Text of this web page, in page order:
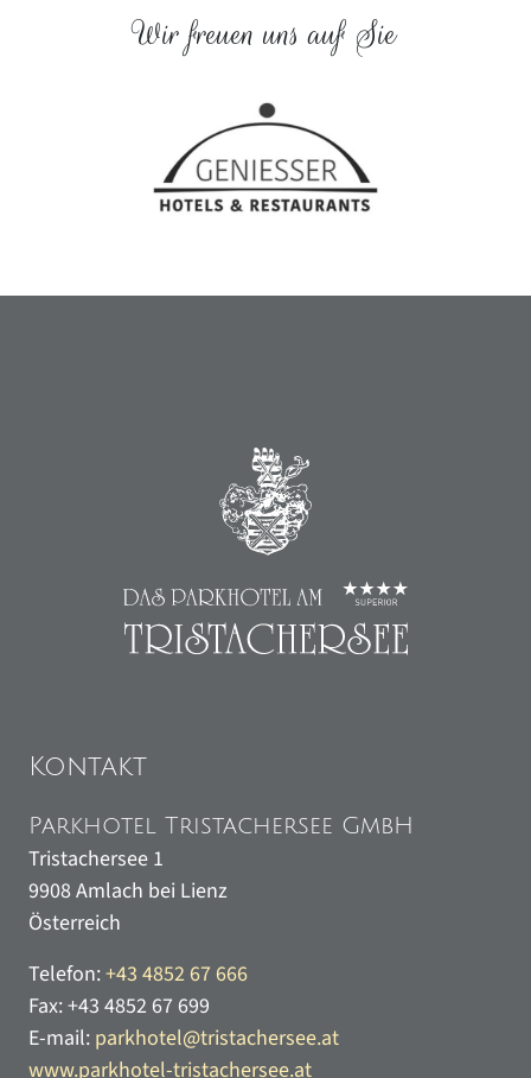
Wir freuen uns auf Sie
Kontakt
Parkhotel Tristachersee GmbH
Tristachersee 1
9908 Amlach bei Lienz
Österreich
Telefon:+43 4852 67 666
Fax:+43 4852 67 699
E-mail: parkhotel@tristachersee.at
www.parkhotel-tristachersee.at